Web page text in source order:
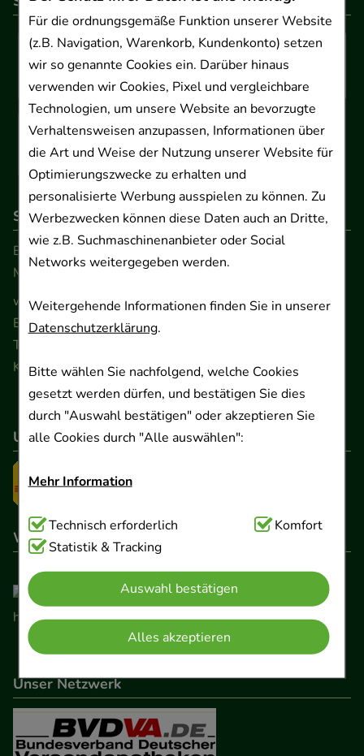
Für die ordnungsgemäße Funktion unserer Website
(z.B. Navigation, Warenkorb, Kundenkonto) setzen
wir so genannte Cookies ein. Darüber hinaus
verwenden wir Cookies, Pixel und vergleichbare
Technologien, um unsere Website an bevorzugte
Verhaltensweisen anzupassen, Informationen über
die Art und Weise der Nutzung unserer Website für
Optimierungszwecke zu erhalten und
personalisierte Werbung ausspielen zu können. Zu
Werbezwecken können diese Daten auch an Dritte,
wie z.B. Suchmaschinenanbieter oder Social
Networks weitergegeben werden.
Weitergehende Informationen finden Sie in unserer
Datenschutzerklärung.
Bitte wählen Sie nachfolgend, welche Cookies
gesetzt werden dürfen, und bestätigen Sie dies
durch "Auswahl bestätigen" oder akzeptieren Sie
alle Cookies durch "Alle auswählen":
Mehr Information
Technisch Notwendig:Hierbei handelt es sich um
Cookies, die für die Grundfunktionen unserer
Website notwendig sind (z.B. Navigation,
Warenkorb, Kundenkonto), weshalb auf diese nicht
verzichtet werden kann.
Komfort:Diese Cookies werden genutzt um das
Einkaufserlebnis noch ansprechender zu gestalten,
beispielsweise für die Wiedererkennung des
Besuchers oder unsere Seite an bevorzugte
Verhaltensweisen (z.B. Spracheinstellung)
Technisch erforderlich
Komfort
Statistik & Tracking
Auswahl bestätigen
Alles akzeptieren
So erreichen Sie uns
Beratung und Kundenservice:
Montag - Freitag von 9.00 bis 17.00 Uhr
www.ApoSalis.de· E-Mail:info@ApoSalis.de
Ernst-August-Platz 2 · 30159 Hannover
Telefon 0511 89 71 80 0 · Fax 0511 89 71 80 11
Kontaktformular
Unser Versanddienstleister
Wir sind hier gelistet
Unser Netzwerk